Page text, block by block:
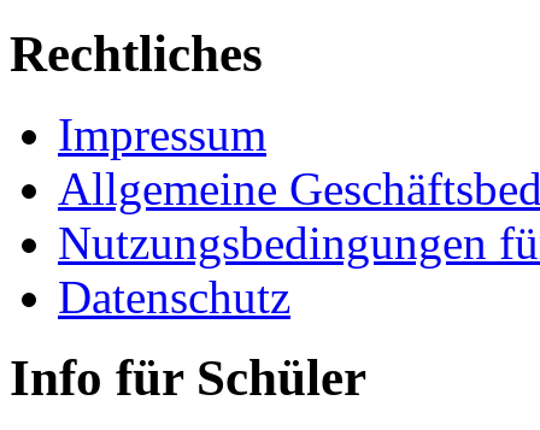
Rechtliches
Impressum
Allgemeine
Nutzungsbedingungen
Datenschutz
Info für Schüler